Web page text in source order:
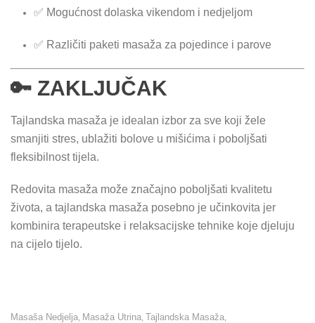
✅ Mogućnost dolaska vikendom i nedjeljom
✅ Različiti paketi masaža za pojedince i parove
🔑 ZAKLJUČAK
Tajlandska masaža je idealan izbor za sve koji žele
smanjiti stres, ublažiti bolove u mišićima i poboljšati
fleksibilnost tijela.
Redovita masaža može značajno poboljšati kvalitetu
života, a tajlandska masaža posebno je učinkovita jer
kombinira terapeutske i relaksacijske tehnike koje djeluju
na cijelo tijelo.
Masaša Nedjelja Masaža Utrina Tajlandska Masaža